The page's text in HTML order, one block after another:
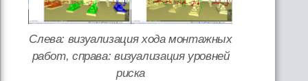
Слева: визуализация хода монтажных
работ, справа: визуализация уровней
риска